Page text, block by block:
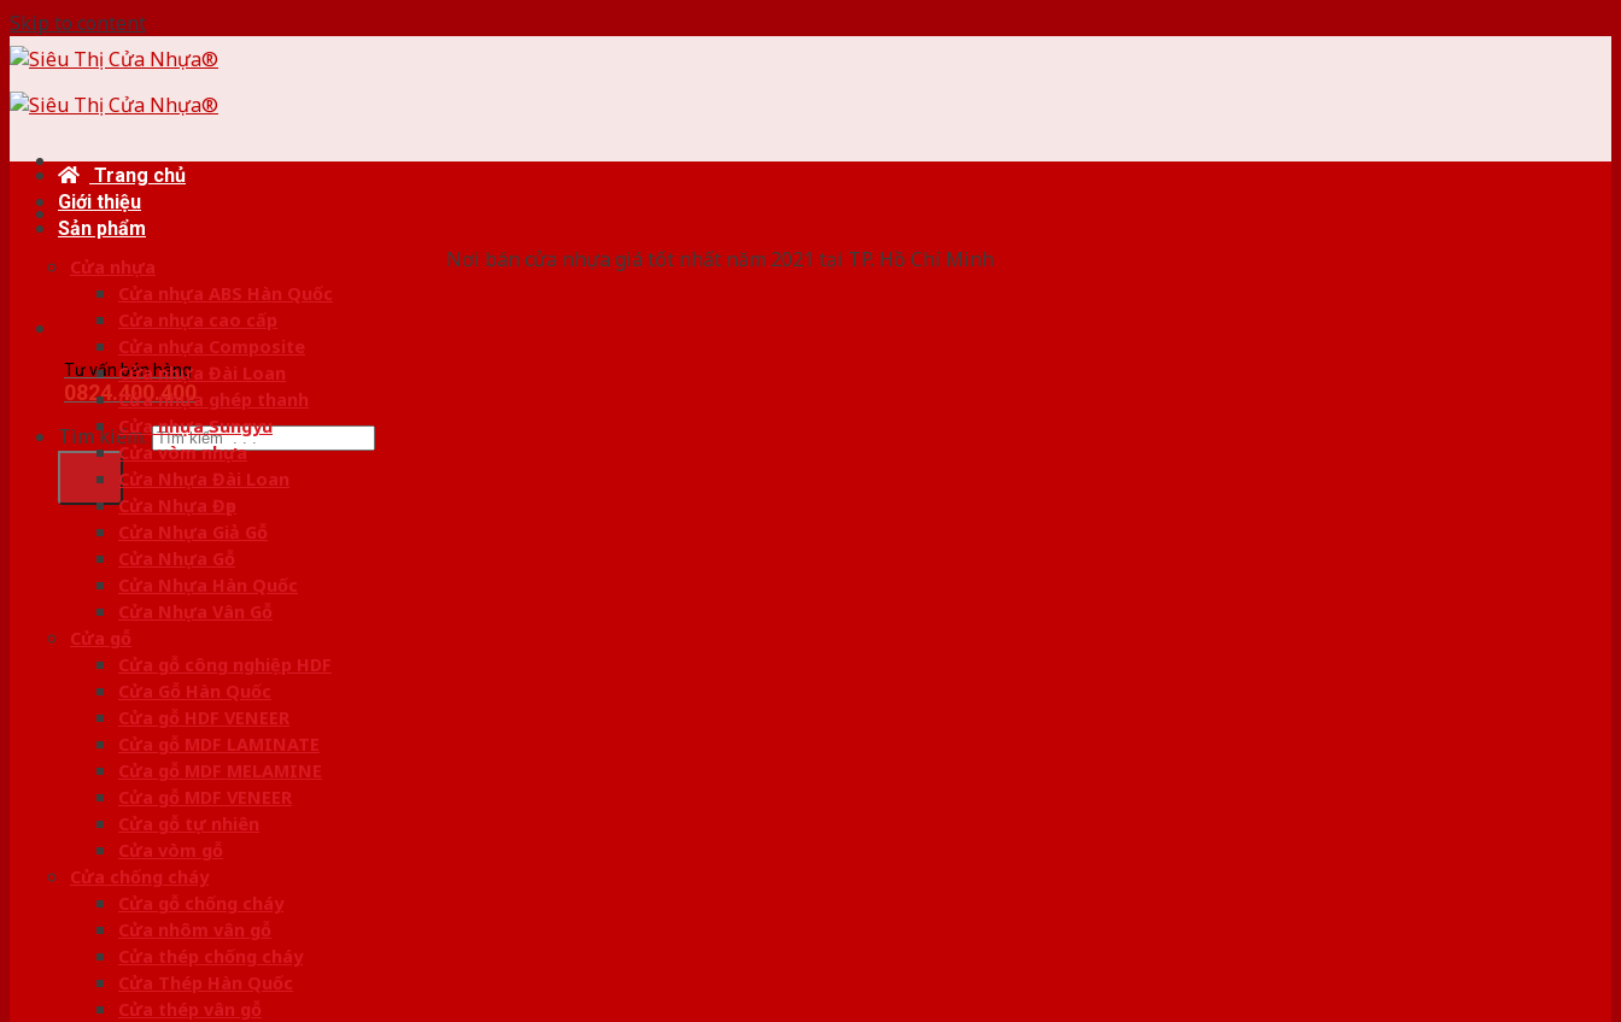
Skip to content
Nơi bán cửa nhựa giá tốt nhất năm 2021 tại TP. Hồ Chí Minh
Tư vấn bán hàng
0824.400.400
Tìm kiếm:
Trang chủ
Giới thiệu
Sản phẩm
Cửa nhựa
Cửa nhựa ABS Hàn Quốc
Cửa nhựa cao cấp
Cửa nhựa Composite
Cửa nhựa Đài Loan
Cửa nhựa ghép thanh
Cửa nhựa Sungyu
Cửa vòm nhựa
Cửa Nhựa Đài Loan
Cửa Nhựa Đẹp
Cửa Nhựa Giả Gỗ
Cửa Nhựa Gỗ
Cửa Nhựa Hàn Quốc
Cửa Nhựa Vân Gỗ
Cửa gỗ
Cửa gỗ công nghiệp HDF
Cửa Gỗ Hàn Quốc
Cửa gỗ HDF VENEER
Cửa gỗ MDF LAMINATE
Cửa gỗ MDF MELAMINE
Cửa gỗ MDF VENEER
Cửa gỗ tự nhiên
Cửa vòm gỗ
Cửa chống cháy
Cửa gỗ chống cháy
Cửa nhôm vân gỗ
Cửa thép chống cháy
Cửa Thép Hàn Quốc
Cửa thép vân gỗ